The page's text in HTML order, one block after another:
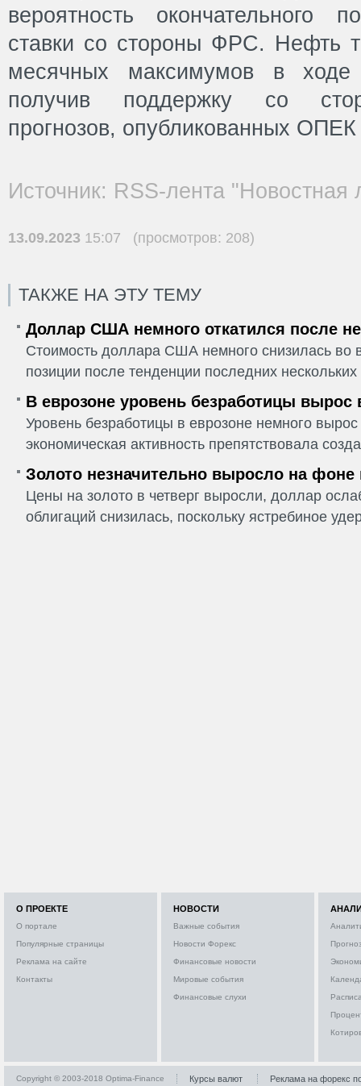
вероятность окончательного
ставки со стороны ФРС. Нефть
месячных максимумов в ходе
получив поддержку со
прогнозов, опубликованных
Источник: RSS-лента "Новостная
13.09.2023 15:07 (просмотров: 208)
ТАКЖЕ НА ЭТУ ТЕМУ
Доллар США немного откатился после
Стоимость доллара США немного снизилась во
позиции после тенденции последних
В еврозоне уровень безработицы вырос
Уровень безработицы в еврозоне немного
экономическая активность препятствовала
Золото незначительно выросло на фоне
Цены на золото в четверг выросли, доллар
облигаций снизилась, поскольку ястребиное
О ПРОЕКТЕ
О портале
Популярные страницы
Реклама на сайте
Контакты
НОВОСТИ
Важные события
Новости Форекс
Финансовые новости
Мировые события
Финансовые слухи
Copyright © 2003-2018 Optima-Finance Курсы валют Реклама на форекс